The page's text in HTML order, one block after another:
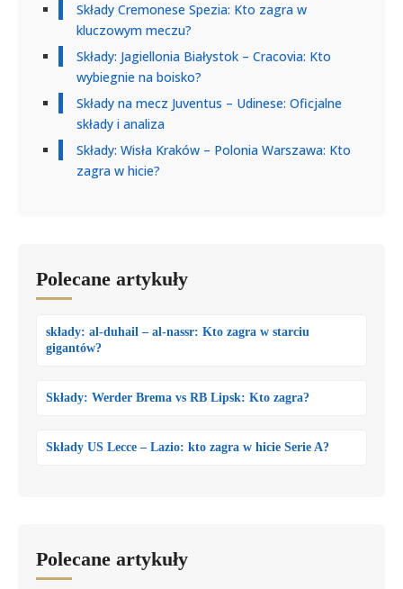
Składy Cremonese Spezia: Kto zagra w
kluczowym meczu?
Składy: Jagiellonia Białystok – Cracovia: Kto
wybiegnie na boisko?
Składy na mecz Juventus – Udinese: Oficjalne
składy i analiza
Składy: Wisła Kraków – Polonia Warszawa: Kto
zagra w hicie?
Polecane artykuły
składy: al-duhail – al-nassr: Kto zagra w starciu
gigantów?
Składy: Werder Brema vs RB Lipsk: Kto zagra?
Składy US Lecce – Lazio: kto zagra w hicie Serie A?
Polecane artykuły